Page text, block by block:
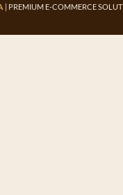
| PREMIUM E-COMMERCE